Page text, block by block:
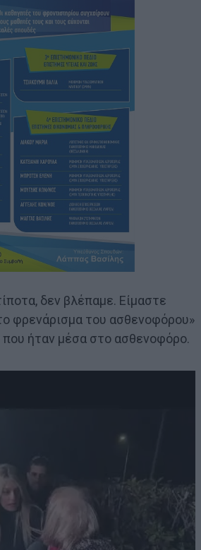
δεν βλέπαμε. Είμαστε
φρενάρισμα του ασθενοφόρου»
που ήταν μέσα στο ασθενοφόρο.